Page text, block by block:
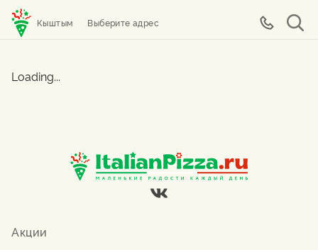
Кыштым Выберите адрес
Loading...
Акции